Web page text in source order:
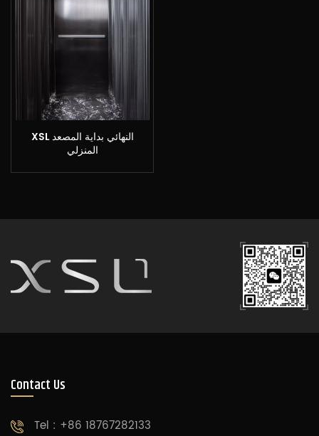
XSL النهائي بداية المصعد
المنزلي
Contact Us
Tel : +86 18767282133